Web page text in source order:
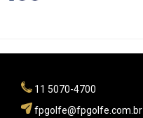
11 5070-4700
fpgolfe@fpgolfe.com.br